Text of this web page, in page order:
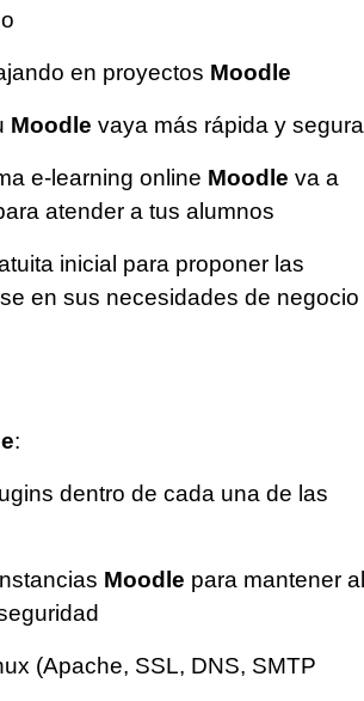
en proyectos Moodle
Moodle vaya más rápida y segura
e-learning online Moodle va a
atender a tus alumnos
inicial para proponer las
en sus necesidades de negocio
:
dentro de cada una de las
Moodle para mantener al
(Apache, SSL, DNS, SMTP